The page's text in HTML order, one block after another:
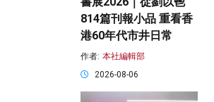
814篇刊報小品 重看香
港60年代市井日常
作者: 本社編輯部
2026-08-06